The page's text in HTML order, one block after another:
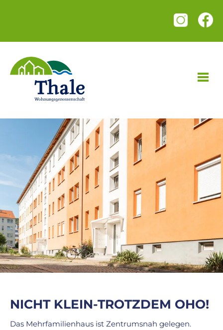
NICHT KLEIN-TROTZDEM OHO!
Das Mehrfamilienhaus ist Zentrumsnah gelegen.